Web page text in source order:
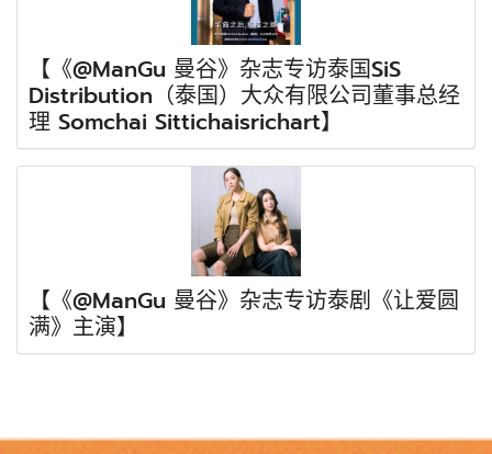
【《@ManGu 曼谷》杂志专访泰国SiS
Distribution（泰国）大众有限公司董事总经
理 Somchai Sittichaisrichart】
【《@ManGu 曼谷》杂志专访泰剧《让爱圆
满》主演】